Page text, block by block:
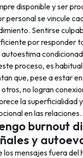
disponible y ser
personal se vincule
Sentirse
por responder
autoestima
proceso, es
que, pese a estar
otros, no logran
la superficialidad
en las relaciones.
burnout
y
los mensajes fuera del